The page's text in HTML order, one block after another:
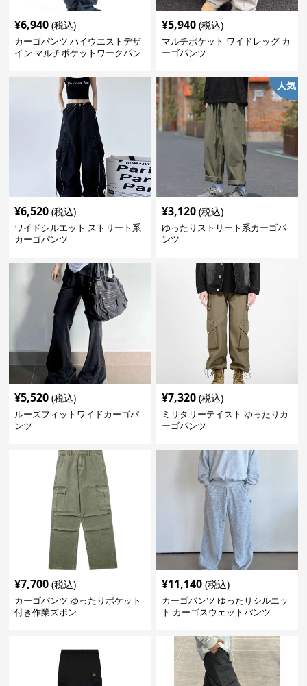
¥6,940 (税込)
カーゴパンツ ハイウエストデザ
イン マルチポケットワークパン
¥5,940 (税込)
マルチポケット ワイドレッグ カ
ーゴパンツ
¥6,520 (税込)
ワイドシルエット ストリート系
カーゴパンツ
人気
¥3,120 (税込)
ゆったりストリート系カーゴパ
ンツ
¥5,520 (税込)
ルーズフィットワイドカーゴパ
ンツ
¥7,320 (税込)
ミリタリーテイスト ゆったりカ
ーゴパンツ
¥7,700 (税込)
カーゴパンツ ゆったりポケット
付き作業ズボン
¥11,140 (税込)
カーゴパンツ ゆったりシルエッ
ト カーゴスウェットパンツ